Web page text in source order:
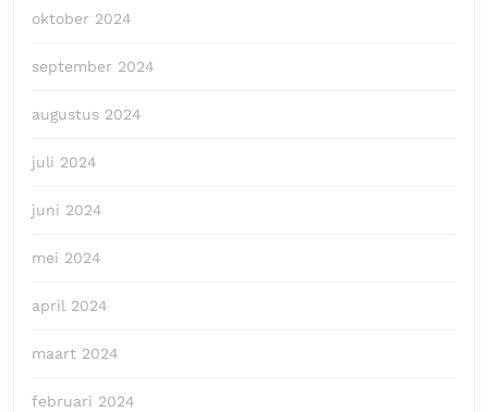
oktober 2024
september 2024
augustus 2024
juli 2024
juni 2024
mei 2024
april 2024
maart 2024
februari 2024